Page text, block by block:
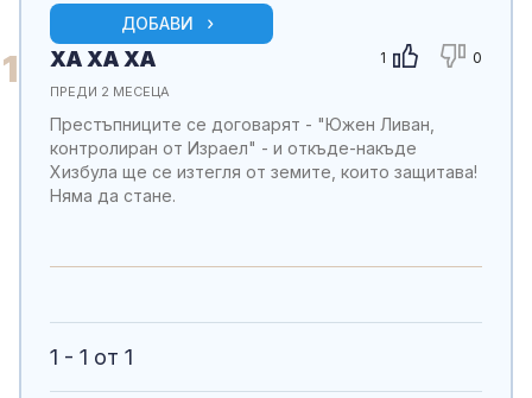
ДОБАВИ
1 1 0
ХА ХА ХА
ПРЕДИ 2 МЕСЕЦА
Престъпниците се договарят - "Южен Ливан,
контролиран от Израел" - и откъде-накъде
Хизбула ще се изтегля от земите, които защитава!
Няма да стане.
1 - 1 от 1